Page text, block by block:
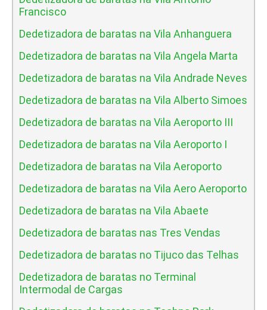
Francisco
Dedetizadora de baratas na Vila Anhanguera
Dedetizadora de baratas na Vila Angela Marta
Dedetizadora de baratas na Vila Andrade Neves
Dedetizadora de baratas na Vila Alberto Simoes
Dedetizadora de baratas na Vila Aeroporto III
Dedetizadora de baratas na Vila Aeroporto I
Dedetizadora de baratas na Vila Aeroporto
Dedetizadora de baratas na Vila Aero Aeroporto
Dedetizadora de baratas na Vila Abaete
Dedetizadora de baratas nas Tres Vendas
Dedetizadora de baratas no Tijuco das Telhas
Dedetizadora de baratas no Terminal
Intermodal de Cargas